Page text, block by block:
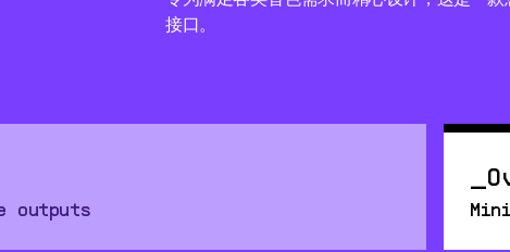
接口。
outputs